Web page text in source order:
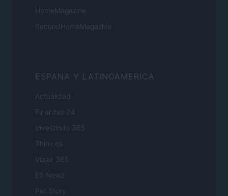
HomeMagazine
SecondHomeMagazine
ESPANA Y LATINOAMERICA
Actualidad
Finanzas 24
Investindo 365
Think.es
Viajar 365
ES Newz
Pet Story